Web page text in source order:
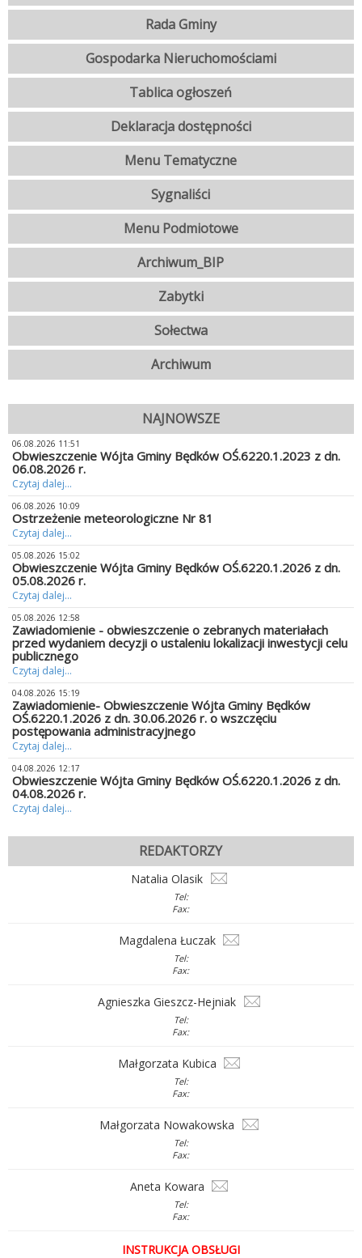
Rada Gminy
Gospodarka Nieruchomościami
Tablica ogłoszeń
Deklaracja dostępności
Menu Tematyczne
Sygnaliści
Menu Podmiotowe
Archiwum_BIP
Zabytki
Sołectwa
Archiwum
NAJNOWSZE
06.08.2026 11:51
Obwieszczenie Wójta Gminy Będków OŚ.6220.1.2023 z dn.
06.08.2026 r.
Czytaj dalej...
06.08.2026 10:09
Ostrzeżenie meteorologiczne Nr 81
Czytaj dalej...
05.08.2026 15:02
Obwieszczenie Wójta Gminy Będków OŚ.6220.1.2026 z dn.
05.08.2026 r.
Czytaj dalej...
05.08.2026 12:58
Zawiadomienie - obwieszczenie o zebranych materiałach
przed wydaniem decyzji o ustaleniu lokalizacji inwestycji celu
publicznego
Czytaj dalej...
04.08.2026 15:19
Zawiadomienie- Obwieszczenie Wójta Gminy Będków
OŚ.6220.1.2026 z dn. 30.06.2026 r. o wszczęciu
postępowania administracyjnego
Czytaj dalej...
04.08.2026 12:17
Obwieszczenie Wójta Gminy Będków OŚ.6220.1.2026 z dn.
04.08.2026 r.
Czytaj dalej...
REDAKTORZY
Natalia Olasik
Tel:
Fax:
Magdalena Łuczak
Tel:
Fax:
Agnieszka Gieszcz-Hejniak
Tel:
Fax:
Małgorzata Kubica
Tel:
Fax:
Małgorzata Nowakowska
Tel:
Fax:
Aneta Kowara
Tel:
Fax:
INSTRUKCJA OBSŁUGI